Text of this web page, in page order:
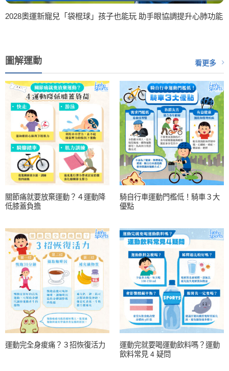
2028奧運新寵兒「袋棍球」孩子也能玩 助手眼協調提升心肺功能
圖解運動 看更多
關節痛就要放棄運動？４運動降
低膝蓋負擔
騎自行車運動門檻低！騎車３大
優點
運動完全身痠痛？３招恢復活力
運動完就要喝運動飲料嗎？運動
飲料常見 4 疑問